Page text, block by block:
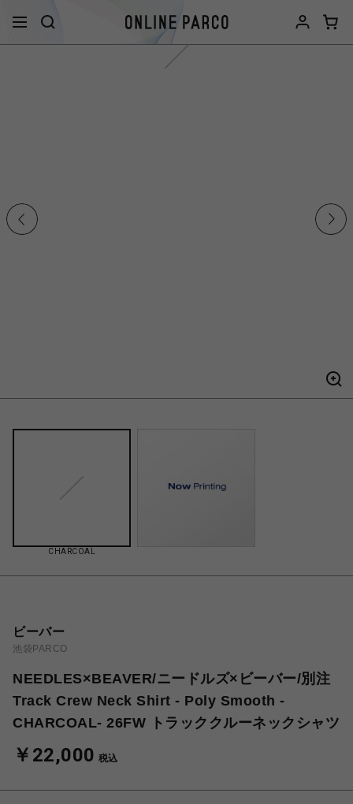
CHARCOAL
ビーバー
池袋PARCO
NEEDLES×BEAVER/ニードルズ×ビーバー/別注
Track Crew Neck Shirt - Poly Smooth -
CHARCOAL- 26FW トラッククルーネックシャツ
￥22,000 税込